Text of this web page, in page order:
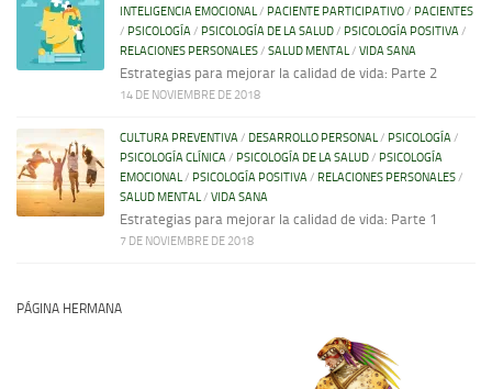
INTELIGENCIA EMOCIONAL/ PACIENTE PARTICIPATIVO/ PACIENTES
/ PSICOLOGÍA/ PSICOLOGÍA DE LA SALUD/ PSICOLOGÍA POSITIVA/
RELACIONES PERSONALES/ SALUD MENTAL/ VIDA SANA
Estrategias para mejorar la calidad de vida: Parte 2
14 DE NOVIEMBRE DE 2018
CULTURA PREVENTIVA/ DESARROLLO PERSONAL/ PSICOLOGÍA/
PSICOLOGÍA CLÍNICA/ PSICOLOGÍA DE LA SALUD/ PSICOLOGÍA
EMOCIONAL/ PSICOLOGÍA POSITIVA/ RELACIONES PERSONALES/
SALUD MENTAL/ VIDA SANA
Estrategias para mejorar la calidad de vida: Parte 1
7 DE NOVIEMBRE DE 2018
PÁGINA HERMANA